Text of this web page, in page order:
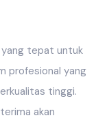
yang tepat untuk
profesional yang
tinggi.
akan